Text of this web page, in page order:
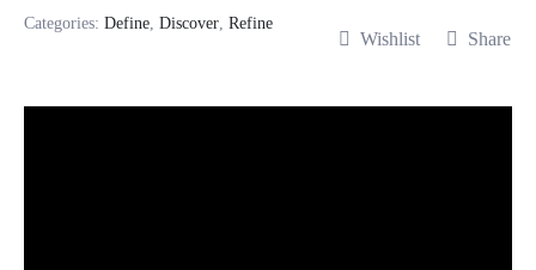
Categories: Define, Discover, Refine
Wishlist Share